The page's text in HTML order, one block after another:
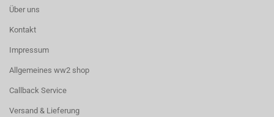
Über uns
Kontakt
Impressum
Allgemeines ww2 shop
Callback Service
Versand & Lieferung